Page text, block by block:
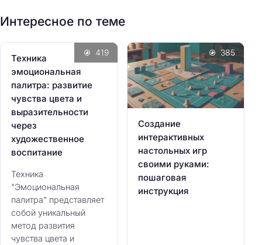
Интересное по теме
Техника
эмоциональная
палитра: развитие
чувства цвета и
выразительности
через
художественное
воспитание
Техника
"Эмоциональная
палитра" представляет
собой уникальный
метод развития
чувства цвета и
419
Создание
интерактивных
настольных игр
своими руками:
пошаговая
инструкция
385